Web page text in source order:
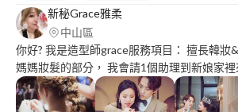
新秘Grace雅柔
中山區
你好? 我是造型師grace服務項目： 擅長韓妝&編髮&乾燥花造型 ➡️
媽媽妝髮的部分， 我會請1個助理到新娘家
郎或婆婆妝髮部份, 也會請1助理過去新郎家
成妝髮後即離開） ➡️grace全權負責新娘?‍♀️的部分。 全